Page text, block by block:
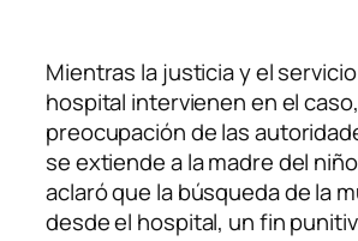
Mientras la justicia y el
hospital intervienen en el
preocupación de las
se extiende a la madre del
aclaró que la búsqueda de la
desde el hospital, un fin